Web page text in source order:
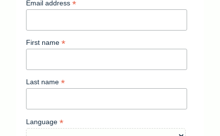
Email address *
First name *
Last name *
Language *